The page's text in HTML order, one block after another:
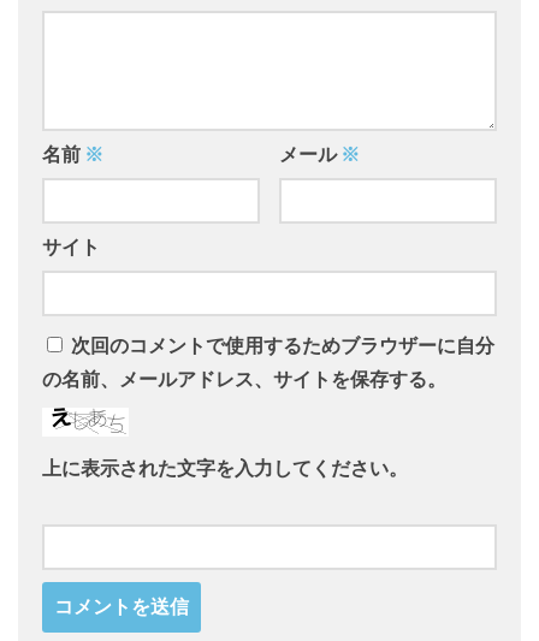
名前 ※ メール ※
サイト
次回のコメントで使用するためブラウザーに自分
の名前、メールアドレス、サイトを保存する。
上に表示された文字を入力してください。